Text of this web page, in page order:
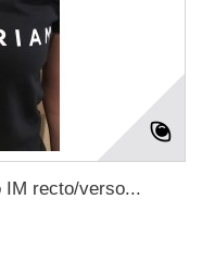
IM recto/verso...